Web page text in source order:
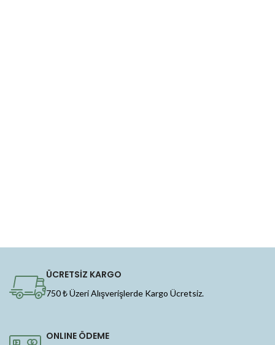
ÜCRETSİZ KARGO
750 ₺ Üzeri Alışverişlerde Kargo Ücretsiz.
ONLINE ÖDEME